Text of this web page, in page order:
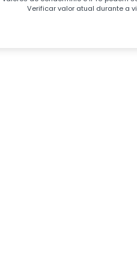
Verificar valor atual durante a